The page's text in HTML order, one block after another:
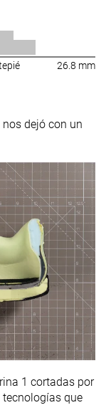
26.8 mm
dejó con un
1 cortadas por
que